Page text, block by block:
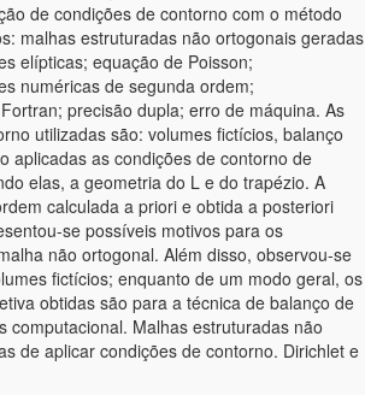
de condições de contorno com o método
malhas estruturadas não ortogonais geradas
elípticas; equação de Poisson;
numéricas de segunda ordem;
precisão dupla; erro de máquina. As
utilizadas são: volumes fictícios, balanço
aplicadas as condições de contorno de
elas, a geometria do L e do trapézio. A
calculada a priori e obtida a posteriori
se possíveis motivos para os
não ortogonal. Além disso, observou-se
fictícios; enquanto de um modo geral, os
obtidas são para a técnica de balanço de
computacional. Malhas estruturadas não
de aplicar condições de contorno. Dirichlet e